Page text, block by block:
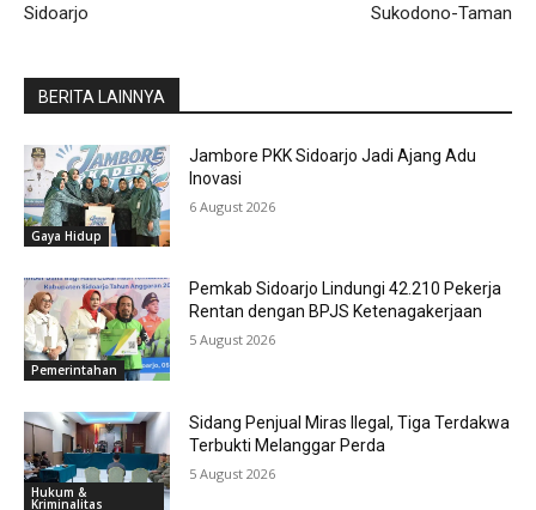
Sidoarjo
Sukodono-Taman
BERITA LAINNYA
Gaya Hidup
Jambore PKK Sidoarjo Jadi Ajang Adu
Inovasi
6 August 2026
Pemerintahan
Pemkab Sidoarjo Lindungi 42.210 Pekerja
Rentan dengan BPJS Ketenagakerjaan
5 August 2026
Hukum &
Kriminalitas
Sidang Penjual Miras Ilegal, Tiga Terdakwa
Terbukti Melanggar Perda
5 August 2026